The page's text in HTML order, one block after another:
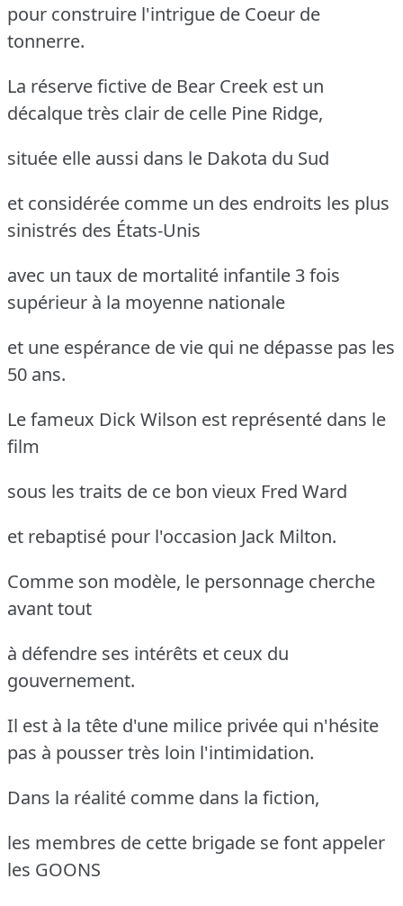
pour construire l'intrigue de Coeur de
tonnerre.
La réserve fictive de Bear Creek est un
décalque très clair de celle Pine Ridge,
située elle aussi dans le Dakota du Sud
et considérée comme un des endroits les plus
sinistrés des États-Unis
avec un taux de mortalité infantile 3 fois
supérieur à la moyenne nationale
et une espérance de vie qui ne dépasse pas les
50 ans.
Le fameux Dick Wilson est représenté dans le
film
sous les traits de ce bon vieux Fred Ward
et rebaptisé pour l'occasion Jack Milton.
Comme son modèle, le personnage cherche
avant tout
à défendre ses intérêts et ceux du
gouvernement.
Il est à la tête d'une milice privée qui n'hésite
pas à pousser très loin l'intimidation.
Dans la réalité comme dans la fiction,
les membres de cette brigade se font appeler
les GOONS